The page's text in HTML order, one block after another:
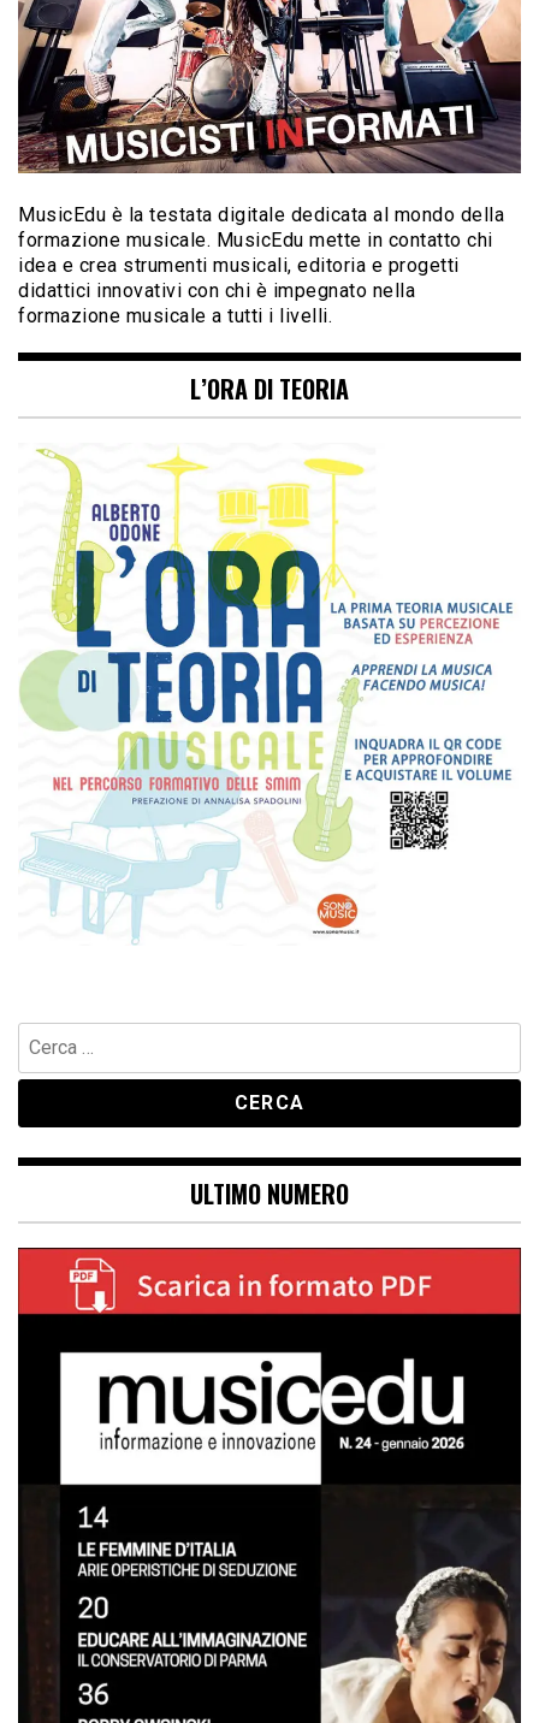
MusicEdu è la testata digitale dedicata al mondo della
formazione musicale. MusicEdu mette in contatto chi
idea e crea strumenti musicali, editoria e progetti
didattici innovativi con chi è impegnato nella
formazione musicale a tutti i livelli.
L’ORA DI TEORIA
Ricerca
per:
ULTIMO NUMERO